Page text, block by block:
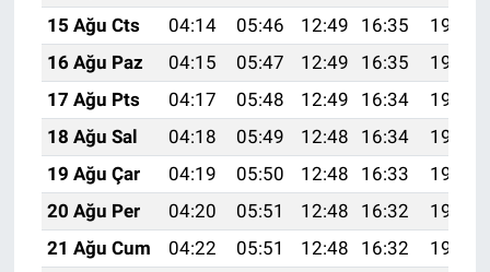
15 Ağu Cts
04:14 05:46 12:49 16:35
19:42
16 Ağu Paz
04:15 05:47 12:49 16:35
19:40
17 Ağu Pts
04:17 05:48 12:49 16:34
19:39
18 Ağu Sal
04:18 05:49 12:48 16:34
19:38
19 Ağu Çar
04:19 05:50 12:48 16:33
19:36
20 Ağu Per
04:20 05:51 12:48 16:32
19:35
21 Ağu Cum
04:22 05:51 12:48 16:32
19:34